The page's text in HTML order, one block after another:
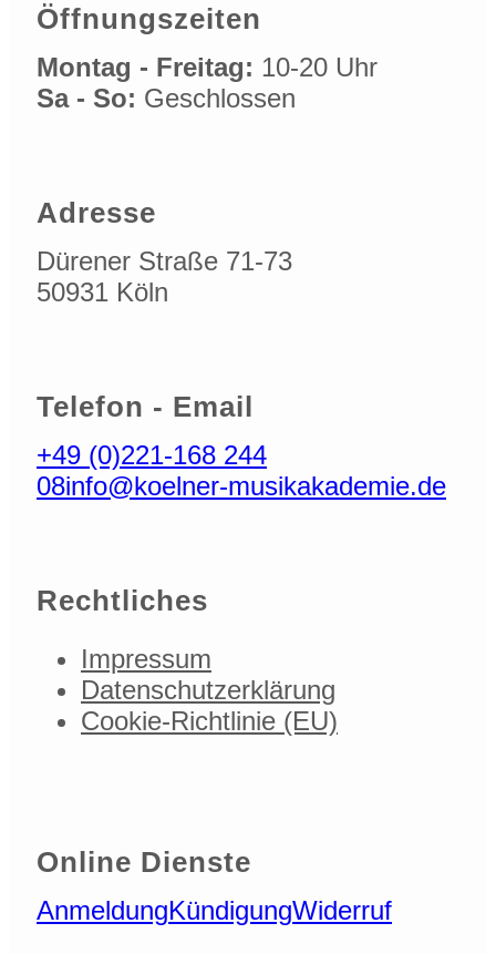
Öffnungszeiten
Montag - Freitag: 10-20 Uhr
Sa - So: Geschlossen
Adresse
Dürener Straße 71-73
50931 Köln
Telefon - Email
+49 (0)221-168 244
08info@koelner-musikakademie.de
Rechtliches
Impressum
Datenschutzerklärung
Cookie-Richtlinie (EU)
Online Dienste
AnmeldungKündigungWiderruf